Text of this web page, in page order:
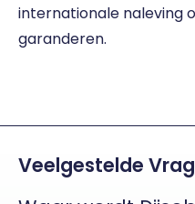
internationale naleving
garanderen.
Veelgestelde